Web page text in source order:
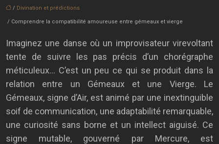
/ Divination et prédictions
/ Comprendre la compatibilité amoureuse entre gémeaux et vierge
Imaginez une danse où un improvisateur virevoltant
tente de suivre les pas précis d’un chorégraphe
méticuleux… C’est un peu ce qui se produit dans la
relation entre un Gémeaux et une Vierge. Le
Gémeaux, signe d’Air, est animé par une inextinguible
soif de communication, une adaptabilité remarquable,
une curiosité sans borne et un intellect aiguisé. Ce
signe mutable, gouverné par Mercure, est